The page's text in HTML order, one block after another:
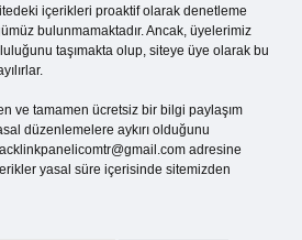
içerikleri proaktif olarak denetleme
bulunmamaktadır. Ancak, üyelerimiz
taşımakta olup, siteye üye olarak bu
ve tamamen ücretsiz bir bilgi paylaşım
düzenlemelere aykırı olduğunu
adresine
yasal süre içerisinde sitemizden